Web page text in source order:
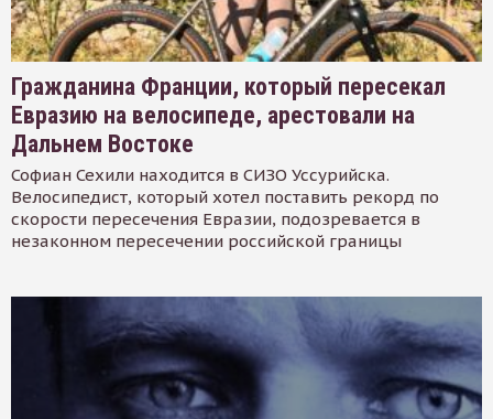
Гражданина Франции, который пересекал
Евразию на велосипеде, арестовали на
Дальнем Востоке
Софиан Сехили находится в СИЗО Уссурийска.
Велосипедист, который хотел поставить рекорд по
скорости пересечения Евразии, подозревается в
незаконном пересечении российской границы